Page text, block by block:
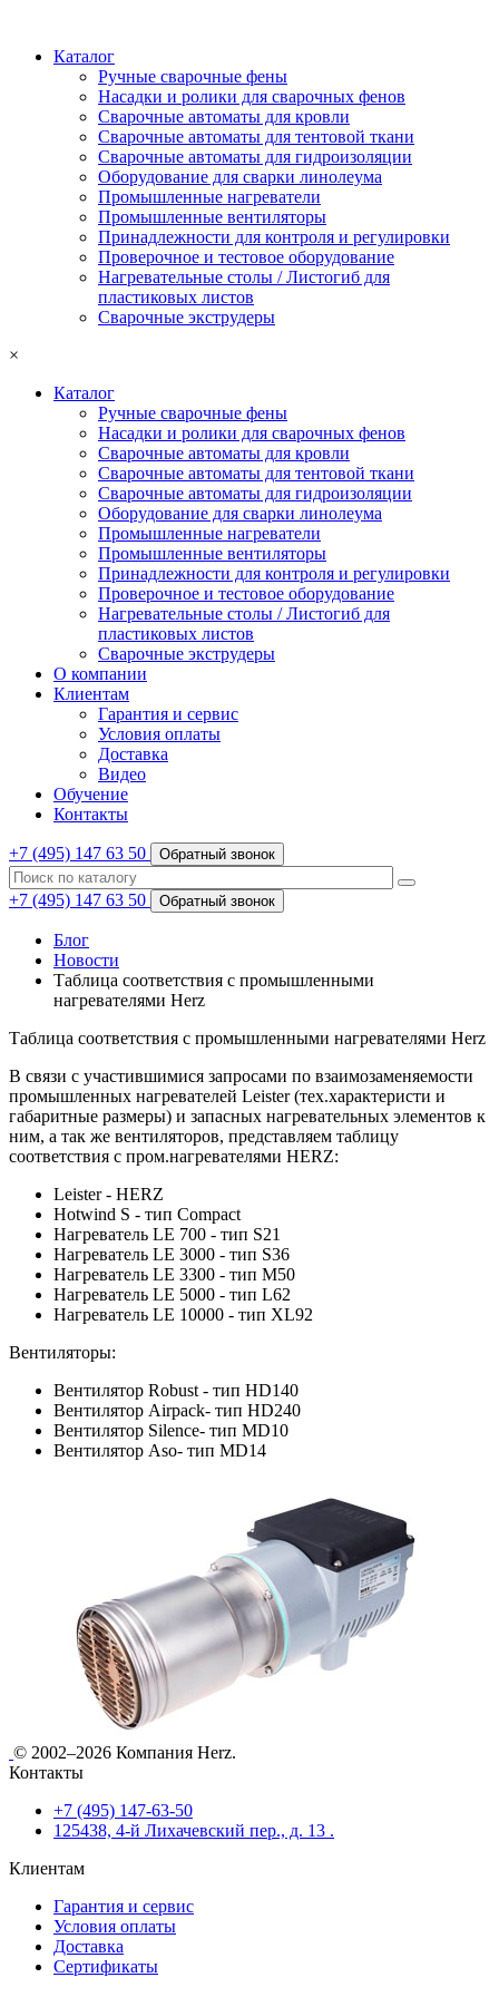
Каталог
Ручные сварочные фены
Насадки и ролики для сварочных фенов
Сварочные автоматы для кровли
Сварочные автоматы для тентовой ткани
Сварочные автоматы для гидроизоляции
Оборудование для сварки линолеума
Промышленные нагреватели
Промышленные вентиляторы
Принадлежности для контроля и регулировки
Проверочное и тестовое оборудование
Нагревательные столы / Листогиб для
пластиковых листов
Сварочные экструдеры
×
Каталог
Ручные сварочные фены
Насадки и ролики для сварочных фенов
Сварочные автоматы для кровли
Сварочные автоматы для тентовой ткани
Сварочные автоматы для гидроизоляции
Оборудование для сварки линолеума
Промышленные нагреватели
Промышленные вентиляторы
Принадлежности для контроля и регулировки
Проверочное и тестовое оборудование
Нагревательные столы / Листогиб для
пластиковых листов
Сварочные экструдеры
О компании
Клиентам
Гарантия и сервис
Условия оплаты
Доставка
Видео
Обучение
Контакты
+7 (495) 147 63 50 Обратный звонок
+7 (495) 147 63 50 Обратный звонок
Блог
Новости
Таблица соответствия с промышленными
нагревателями Herz
Таблица соответствия с промышленными нагревателями Herz
В связи с участившимися запросами по взаимозаменяемости
промышленных нагревателей Leister (тех.характеристи и
габаритные размеры) и запасных нагревательных элементов к
ним, а так же вентиляторов, представляем таблицу
соответствия с пром.нагревателями HERZ:
Leister - HERZ
Hotwind S - тип Compact
Нагреватель LE 700 - тип S21
Нагреватель LE 3000 - тип S36
Нагреватель LE 3300 - тип M50
Нагреватель LE 5000 - тип L62
Нагреватель LE 10000 - тип XL92
Вентиляторы:
Вентилятор Robust - тип HD140
Вентилятор Airpack- тип HD240
Вентилятор Silence- тип MD10
Вентилятор Aso- тип MD14
© 2002–2026 Компания Herz.
Контакты
+7 (495) 147-63-50
125438, 4-й Лихачевский пер., д. 13 .
Клиентам
Гарантия и сервис
Условия оплаты
Доставка
Сертификаты